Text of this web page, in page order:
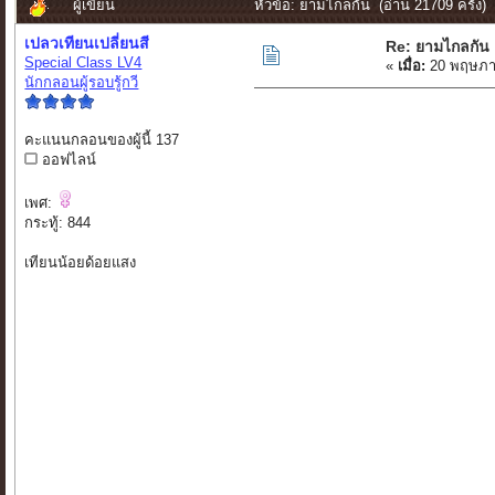
ผู้เขียน หัวข้อ: ยามไกลกัน (อ่าน 21709 ครั้ง)
เปลวเทียนเปลี่ยนสี
Special Class LV4
นักกลอนผู้รอบรู้กวี
คะแนนกลอนของผู้นี้ 137
ออฟไลน์
เพศ:
กระทู้: 844
เทียนน้อยด้อยแสง
Re: ยามไกลกัน
« เมื่อ: 20 พฤษภ